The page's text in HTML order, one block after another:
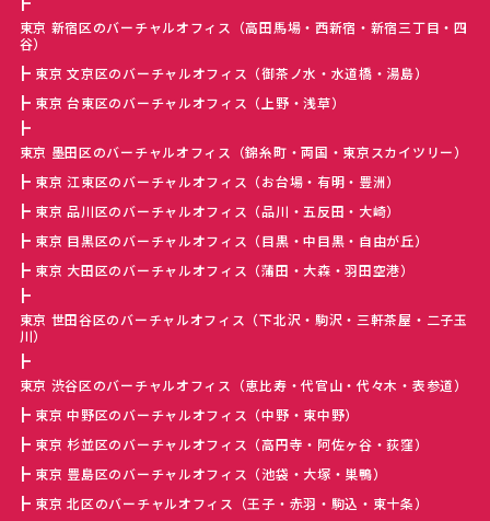
東京 新宿区のバーチャルオフィス（高田馬場・西新宿・新宿三丁目・四
谷）
東京 文京区のバーチャルオフィス（御茶ノ水・水道橋・湯島）
東京 台東区のバーチャルオフィス（上野・浅草）
東京 墨田区のバーチャルオフィス（錦糸町・両国・東京スカイツリー）
東京 江東区のバーチャルオフィス（お台場・有明・豊洲）
東京 品川区のバーチャルオフィス（品川・五反田・大崎）
東京 目黒区のバーチャルオフィス（目黒・中目黒・自由が丘）
東京 大田区のバーチャルオフィス（蒲田・大森・羽田空港）
東京 世田谷区のバーチャルオフィス（下北沢・駒沢・三軒茶屋・二子玉
川）
東京 渋谷区のバーチャルオフィス（恵比寿・代官山・代々木・表参道）
東京 中野区のバーチャルオフィス（中野・東中野）
東京 杉並区のバーチャルオフィス（高円寺・阿佐ヶ谷・荻窪）
東京 豊島区のバーチャルオフィス（池袋・大塚・巣鴨）
東京 北区のバーチャルオフィス（王子・赤羽・駒込・東十条）